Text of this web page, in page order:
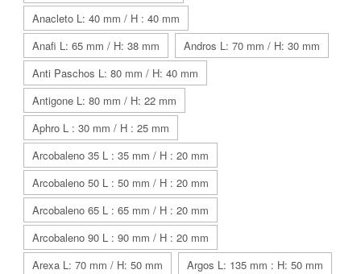
Anacleto L: 40 mm / H : 40 mm
Anafi L: 65 mm / H: 38 mm
Andros L: 70 mm / H: 30 mm
Anti Paschos L: 80 mm / H: 40 mm
Antigone L: 80 mm / H: 22 mm
Aphro L : 30 mm / H : 25 mm
Arcobaleno 35 L : 35 mm / H : 20 mm
Arcobaleno 50 L : 50 mm / H : 20 mm
Arcobaleno 65 L : 65 mm / H : 20 mm
Arcobaleno 90 L : 90 mm / H : 20 mm
Arexa L: 70 mm / H: 50 mm
Argos L: 135 mm : H: 50 mm